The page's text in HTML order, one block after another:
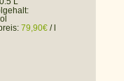
79,90€ /